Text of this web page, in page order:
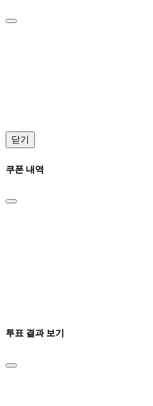
닫기
쿠폰 내역
투표 결과 보기